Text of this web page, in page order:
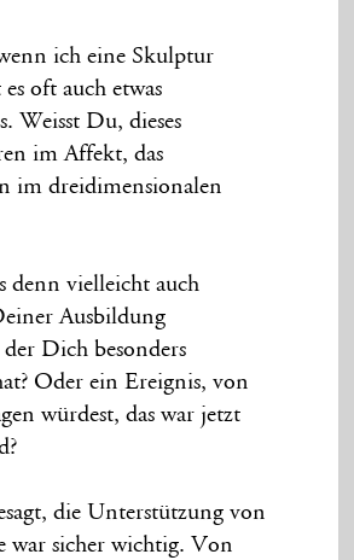
ich eine Skulptur
oft auch etwas
Weisst Du, dieses
im Affekt, das
im dreidimensionalen
denn vielleicht auch
Ausbildung
Dich besonders
Oder ein Ereignis, von
würdest, das war jetzt
die Unterstützung von
war sicher wichtig. Von